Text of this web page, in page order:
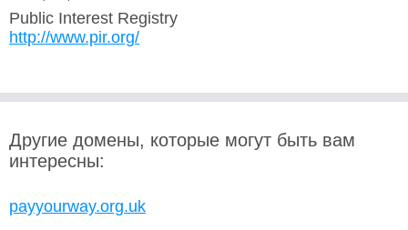
Public Interest Registry
http://www.pir.org/
Другие домены, которые могут быть вам
интересны:
payyourway.org.uk